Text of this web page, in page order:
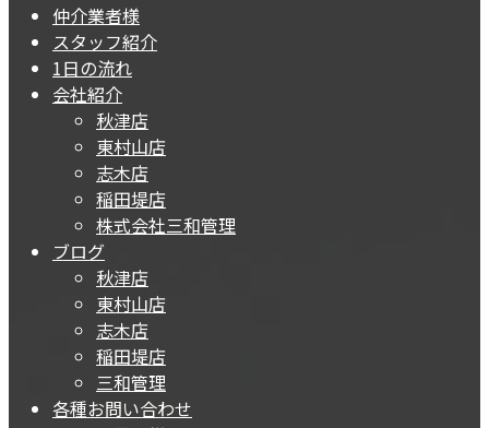
仲介業者様
スタッフ紹介
1日の流れ
会社紹介
秋津店
東村山店
志木店
稲田堤店
株式会社三和管理
ブログ
秋津店
東村山店
志木店
稲田堤店
三和管理
各種お問い合わせ